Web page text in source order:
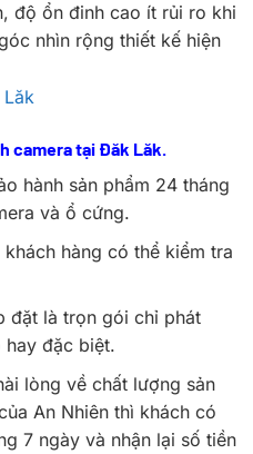
độ ổn đinh cao ít rủi ro khi
nhìn rộng thiết kế hiện
camera tại Đăk Lăk.
hành sản phẩm 24 tháng
và ổ cứng.
hàng có thể kiểm tra
đặt là trọn gói chỉ phát
hay đặc biệt.
lòng về chất lượng sản
An Nhiên thì khách có
7 ngày và nhận lại số tiền